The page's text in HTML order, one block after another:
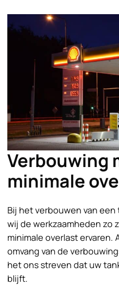
Verbouwing
minimale
Bij het verbouwen van
wij de werkzaamheden zo
minimale overlast ervaren.
omvang van de
het ons streven dat uw
blijft.